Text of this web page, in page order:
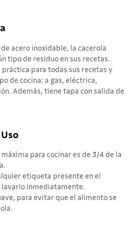
acero inoxidable, la cacerola
tipo de residuo en sus recetas.
práctica para todas sus recetas y
de cocina: a gas, eléctrica,
Además, tiene tapa con salida de
para cocinar es de 3/4 de la
etiqueta presente en el
inmediatamente.
para evitar que el alimento se